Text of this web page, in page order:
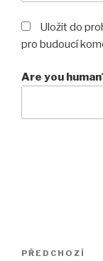
Uložit do
pro budoucí
Are you
Navigace
Předchozí
PŘEDCHOZÍ